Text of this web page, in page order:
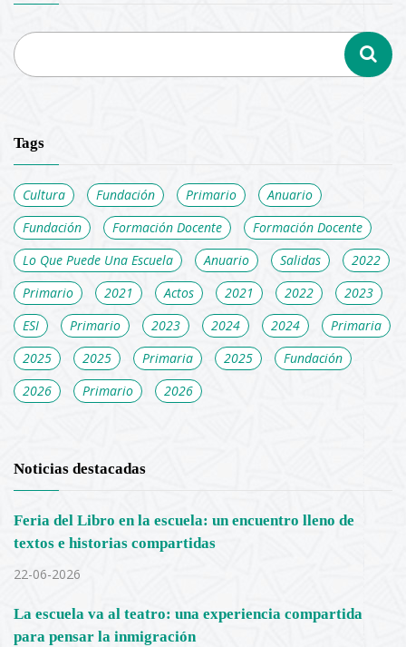
Tags
Cultura Fundación Primario
Anuario
Fundación
Formación Docente
Formación Docente
Lo Que Puede Una Escuela
Anuario Salidas
2022
Primario
2021 Actos 2021 2022
2023
ESI
Primario 2023 2024 2024
Primaria
2025
2025 Primaria 2025
Fundación
2026
Primario 2026
Noticias destacadas
Feria del Libro en la escuela: un encuentro lleno de
textos e historias compartidas
22-06-2026
La escuela va al teatro: una experiencia compartida
para pensar la inmigración